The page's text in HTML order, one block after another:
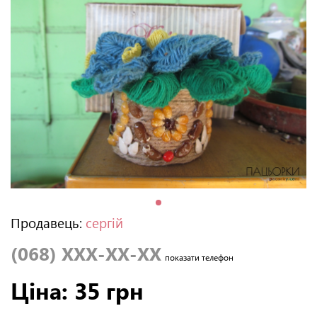
Продавець: сергій
(068) XXX-XX-XX показати телефон
Ціна: 35 грн